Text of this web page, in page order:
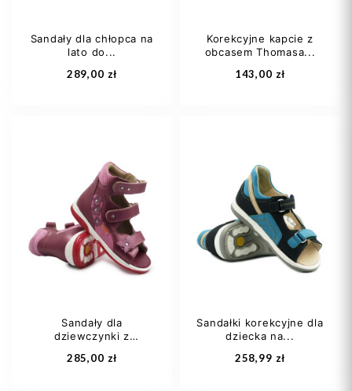
Sandały dla chłopca na
lato do...
289,00 zł
26
27
28
29 +2
Dodaj do koszyka
Korekcyjne kapcie z
obcasem Thomasa...
143,00 zł
26
31
32
Dodaj do koszyka
Sandały dla
dziewczynki z
285,00 zł
Sandałki korekcyjne dla
dziecka na...
258,99 zł